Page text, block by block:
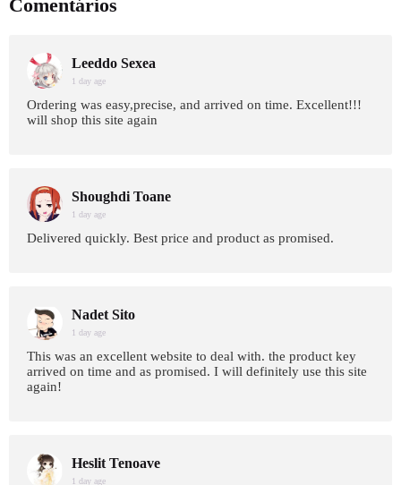
Comentários
Leeddo Sexea
1 day age
Ordering was easy,precise, and arrived on time. Excellent!!!
will shop this site again
Shoughdi Toane
1 day age
Delivered quickly. Best price and product as promised.
Nadet Sito
1 day age
This was an excellent website to deal with. the product key
arrived on time and as promised. I will definitely use this site
again!
Heslit Tenoave
1 day age